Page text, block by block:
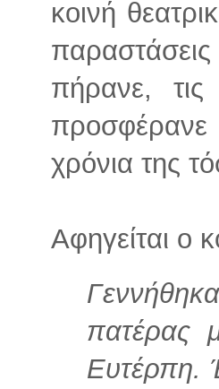
κοινή
παραστάσεις
πήρανε,
προσφέρανε
χρόνια της
Αφηγείται ο
πατέρας
Ευτέρπη.